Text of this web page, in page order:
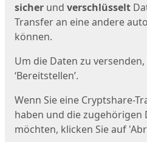
sicher und verschlüsselt
Transfer an eine andere
können.
Um die Daten zu
‘Bereitstellen’.
Wenn Sie eine Cryptshare-
haben und die zugehörigen
möchten, klicken Sie auf